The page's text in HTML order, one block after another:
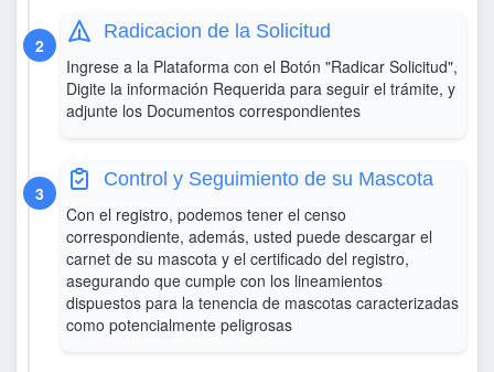
Radicacion de la Solicitud
Ingrese a la Plataforma con el Botón "Radicar Solicitud",
Digite la información Requerida para seguir el trámite, y
adjunte los Documentos correspondientes
Control y Seguimiento de su Mascota
Con el registro, podemos tener el censo
correspondiente, además, usted puede descargar el
carnet de su mascota y el certificado del registro,
asegurando que cumple con los lineamientos
dispuestos para la tenencia de mascotas caracterizadas
como potencialmente peligrosas